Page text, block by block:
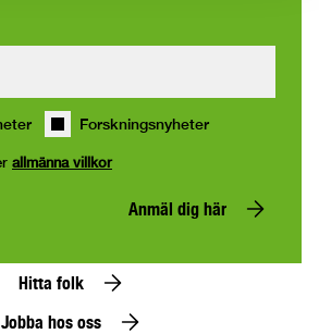
Forskningsnyheter
allmänna villkor
Anmäl dig här
Hitta folk
Jobba hos oss